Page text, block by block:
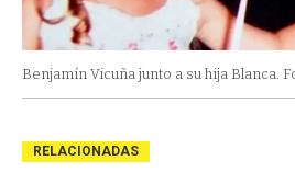
Benjamín Vicuña junto a su hija Blanca.
RELACIONADAS